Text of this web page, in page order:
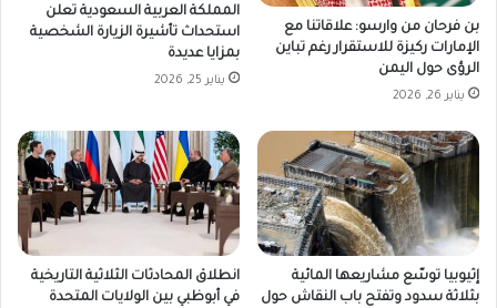
بن فرحان من وارسو: علاقاتنا مع
الإمارات ركيزة للاستقرار رغم تباين
الرؤى حول اليمن
يناير 26, 2026
المملكة العربية السعودية تعلن
استحداث تأشيرة الزيارة الشخصية
بمزايا عديدة
يناير 25, 2026
إثيوبيا توسّع مشاريعها المائية
بثلاثة سدود وتفتح باب النقاش حول
انطلاق المحادثات الثلاثية التاريخية
في أبوظبي بين الولايات المتحدة